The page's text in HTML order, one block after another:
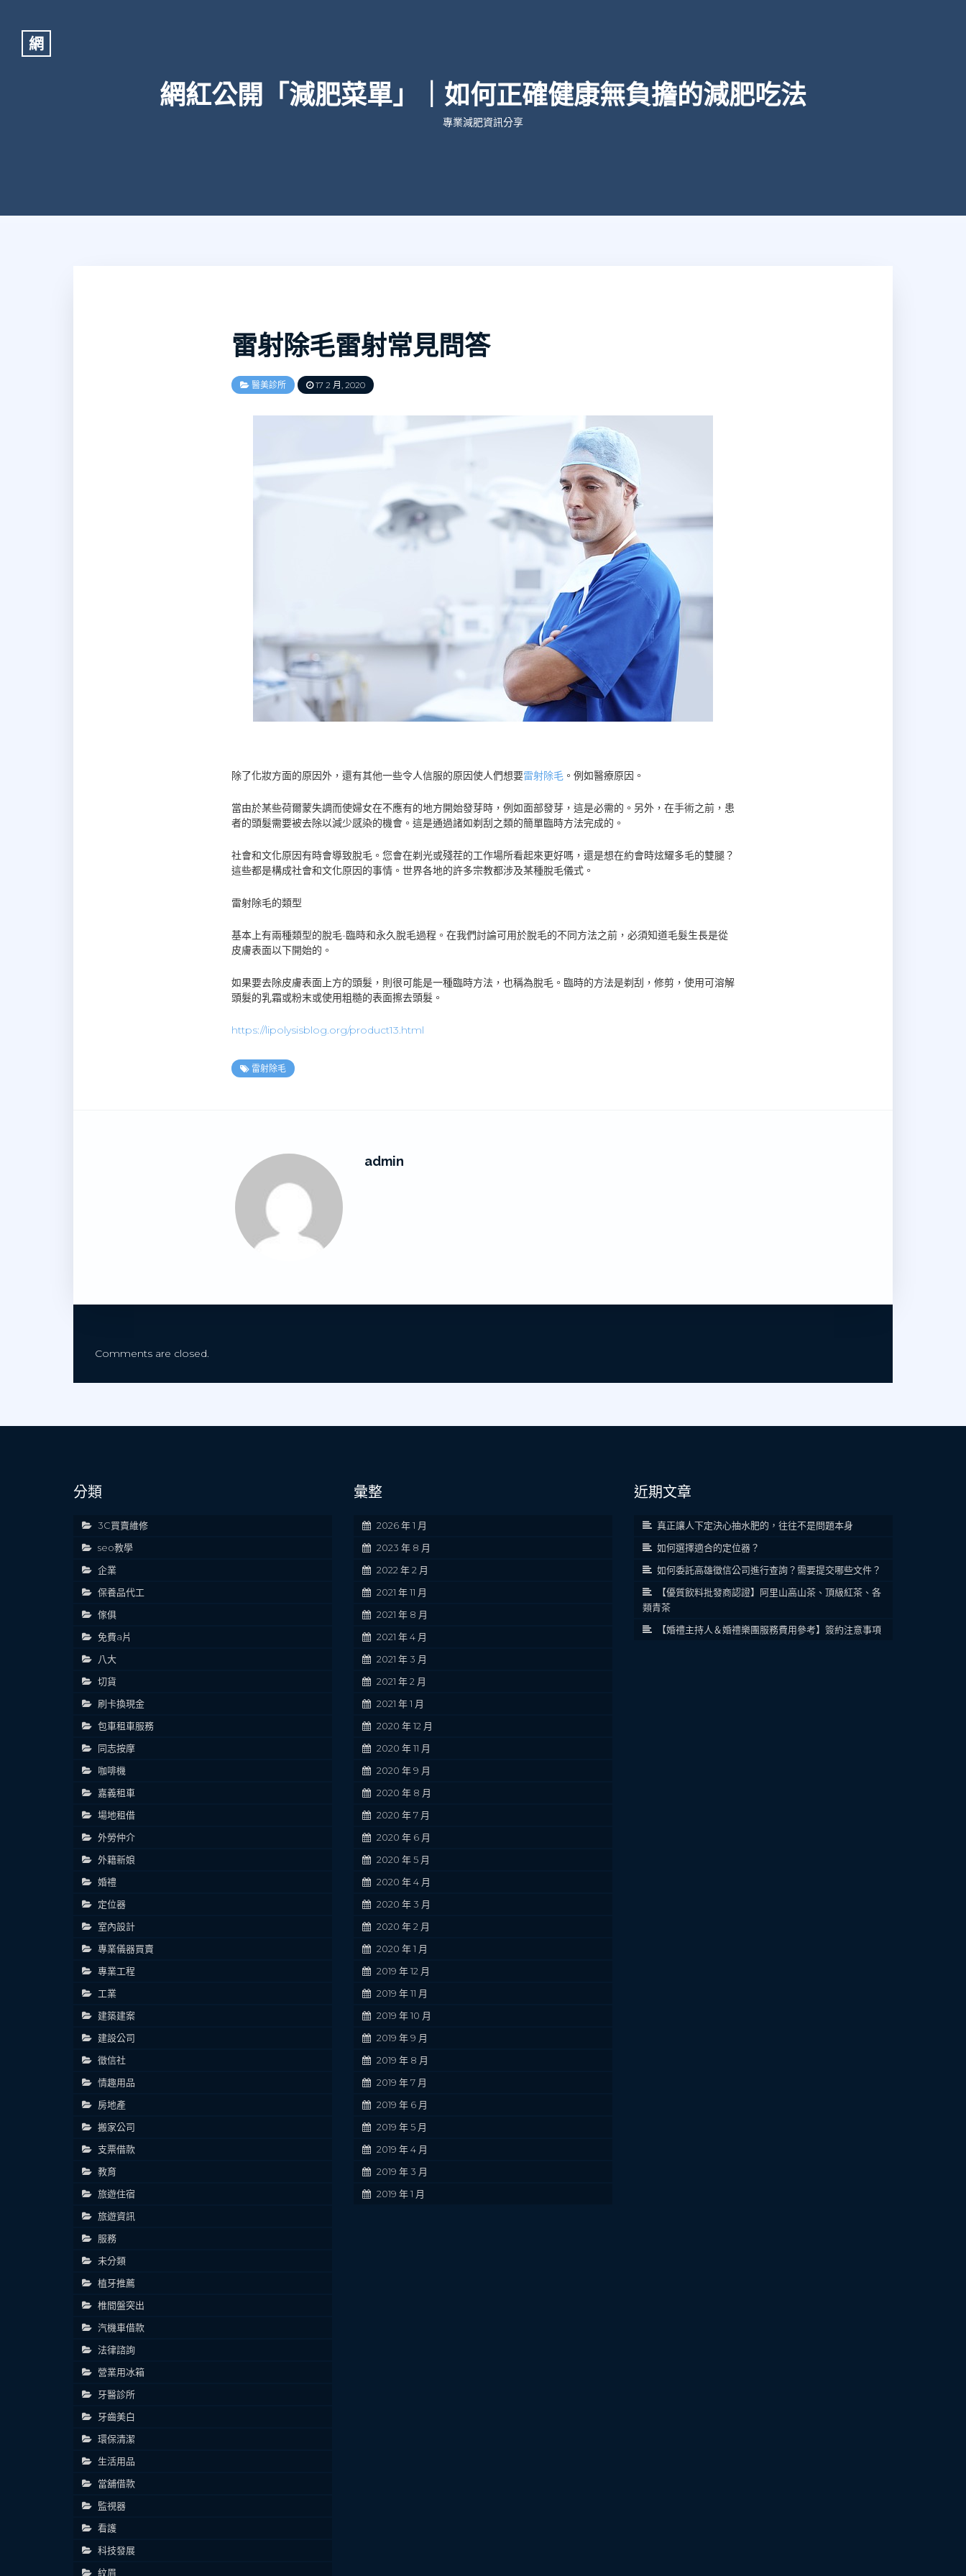
網
網紅公開「減肥菜單」｜如何正確健康無負擔的減肥吃法
專業減肥資訊分享
雷射除毛雷射常見問答
醫美診所 17 2 月, 2020
除了化妝方面的原因外，還有其他一些令人信服的原因使人們想要雷射除毛 。例如醫療原因。
當由於某些荷爾蒙失調而使婦女在不應有的地方開始發芽時，例如面部發芽，這是必需的。另外，在手術之前，患
者的頭髮需要被去除以減少感染的機會。這是通過諸如剃刮之類的簡單臨時方法完成的。
社會和文化原因有時會導致脫毛。您會在剃光或殘茬的工作場所看起來更好嗎，還是想在約會時炫耀多毛的雙腿？
這些都是構成社會和文化原因的事情。世界各地的許多宗教都涉及某種脫毛儀式。
雷射除毛的類型
基本上有兩種類型的脫毛-臨時和永久脫毛過程。在我們討論可用於脫毛的不同方法之前，必須知道毛髮生長是從
皮膚表面以下開始的。
如果要去除皮膚表面上方的頭髮，則很可能是一種臨時方法，也稱為脫毛。臨時的方法是剃刮，修剪，使用可溶解
頭髮的乳霜或粉末或使用粗糙的表面擦去頭髮。
https://lipolysisblog.org/product13.html
雷射除毛
admin
Comments are closed.
分類
3C買賣維修
seo教學
企業
保養品代工
傢俱
免費a片
八大
切貨
刷卡換現金
包車租車服務
同志按摩
咖啡機
嘉義租車
場地租借
外勞仲介
外籍新娘
婚禮
定位器
室內設計
專業儀器買賣
專業工程
工業
建築建案
建設公司
徵信社
情趣用品
房地產
搬家公司
支票借款
教育
旅遊住宿
旅遊資訊
服務
未分類
植牙推薦
椎間盤突出
汽機車借款
法律諮詢
營業用冰箱
牙醫診所
牙齒美白
環保清潔
生活用品
當舖借款
監視器
看護
科技發展
紋眉
彙整
2026 年 1 月
2023 年 8 月
2022 年 2 月
2021 年 11 月
2021 年 8 月
2021 年 4 月
2021 年 3 月
2021 年 2 月
2021 年 1 月
2020 年 12 月
2020 年 11 月
2020 年 9 月
2020 年 8 月
2020 年 7 月
2020 年 6 月
2020 年 5 月
2020 年 4 月
2020 年 3 月
2020 年 2 月
2020 年 1 月
2019 年 12 月
2019 年 11 月
2019 年 10 月
2019 年 9 月
2019 年 8 月
2019 年 7 月
2019 年 6 月
2019 年 5 月
2019 年 4 月
2019 年 3 月
2019 年 1 月
近期文章
真正讓人下定決心抽水肥的，往往不是問題本身
如何選擇適合的定位器？
如何委託高雄徵信公司進行查詢？需要提交哪些文件？
【優質飲料批發商認證】阿里山高山茶、頂級紅茶、各
類青茶
【婚禮主持人＆婚禮樂團服務費用參考】簽約注意事項